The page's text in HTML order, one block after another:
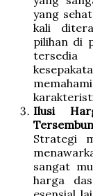
yang
kali
pilihan di
Ilusi
Strategi
sangat
harga